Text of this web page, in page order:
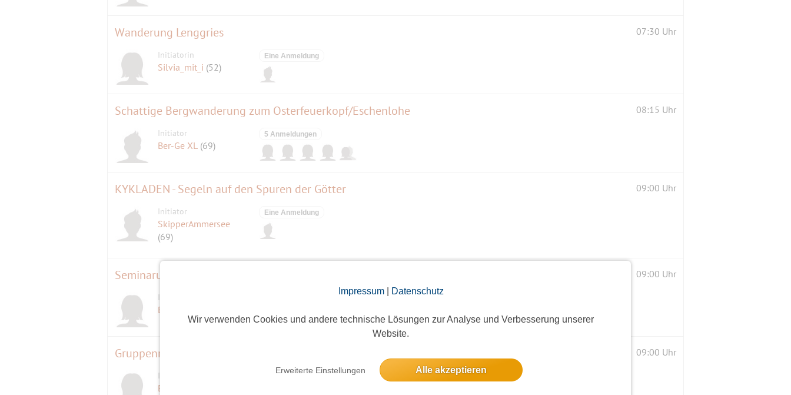
Impressum| Datenschutz
Wir verwenden Cookies und andere technische Lösungen zur Analyse und Verbesserung unserer
Website.
Erweiterte Einstellungen Alle akzeptieren
Wanderung Lenggries 07:30 Uhr
Initiatorin
Silvia_mit_i (52)
Eine Anmeldung
Schattige Bergwanderung zum Osterfeuerkopf/Eschenlohe 08:15 Uhr
Initiator
Ber-Ge XL (69)
5 Anmeldungen
KYKLADEN - Segeln auf den Spuren der Götter 09:00 Uhr
Initiator
SkipperAmmersee
(69)
Eine Anmeldung
Seminarurlaub in der Gruppe Wattenmeer / Nordsee 09:00 Uhr
Initiatorin
Brigitte
Gruppenreise mit Singles nach Griechenland - Korfu 09:00 Uhr
Initiatorin
Brigitte Dieses Event hatte keine Anmeldungen